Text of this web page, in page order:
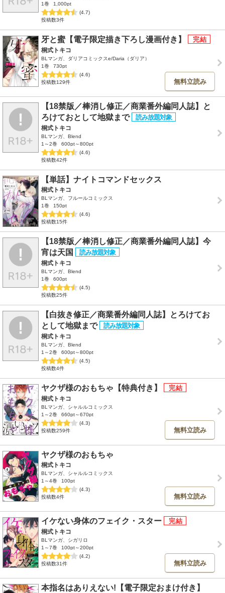
1巻
1,000pt
(4.7)
投稿数3件
牙と蜜【電子限定描き下ろし漫画付き】
桐式トキコ
BLマンガ、ダリアコミックスe/Daria（ダリア）
1巻
730pt
(4.6)
投稿数129件
無料立読み
【18禁版／棒消し修正／商業番外編同人誌】と
ろけておとして地獄まで
桐式トキコ
BLマンガ、Blend
1～2巻
600pt～800pt
(4.6)
投稿数42件
【単話】ナイトコマンドセックス
桐式トキコ
BLマンガ、フルールコミックス
1巻
150pt
(4.6)
投稿数15件
【18禁版／棒消し修正／商業番外編同人誌】今
宵は天国
桐式トキコ
BLマンガ、Blend
1巻
600pt
(4.5)
投稿数25件
【白抜き修正／商業番外編同人誌】とろけてお
として地獄まで
桐式トキコ
BLマンガ、Blend
1～2巻
600pt～800pt
(4.5)
投稿数4件
ヤクザ様のおもちゃ【特典付き】
桐式トキコ
BLマンガ、シャルルコミックス
1～2巻
660pt～670pt
(4.3)
投稿数259件
無料立読み
ヤクザ様のおもちゃ
桐式トキコ
BLマンガ、シャルルコミックス
1～4巻
100pt
(4.3)
投稿数4件
無料立読み
イケない身体のフェイク・スター
桐式トキコ
BLマンガ、シガリロ
1～7巻
100pt～200pt
(4.2)
投稿数31件
無料立読み
本指名はありえない!【電子限定おまけ付き】